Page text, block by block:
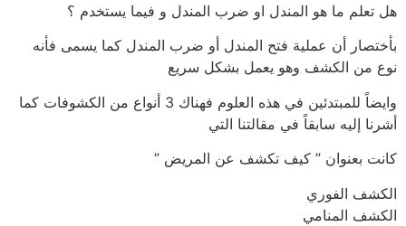
هل تعلم ما هو المندل او ضرب المندل و فيما يستخدم ؟
بأختصار أن عملية فتح المندل أو ضرب المندل كما يسمى فأنه
نوع من الكشف وهو يعمل بشكل سريع
وايضاً للمبتدئين في هذه العلوم فهناك 3 أنواع من الكشوفات كما
أشرنا إليه سابقاً في مقالتنا التي
كانت بعنوان ” كيف تكشف عن المريض ”
الكشف الفوري
الكشف المنامي